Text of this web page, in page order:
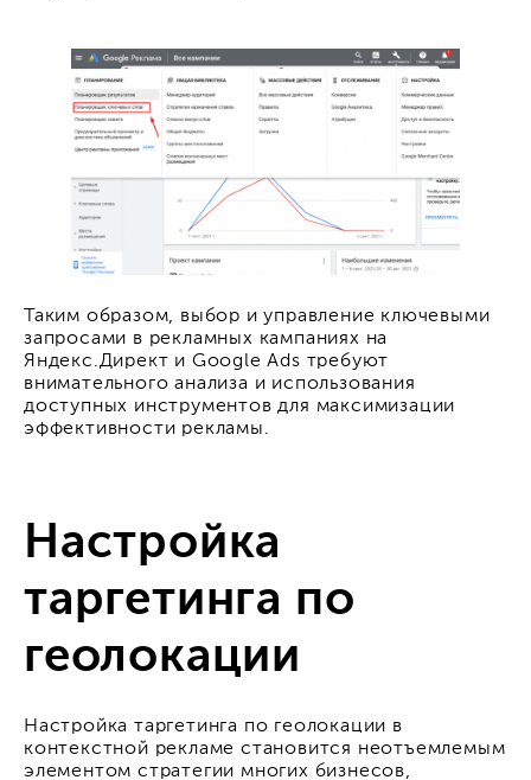
Таким образом, выбор и управление ключевыми
запросами в рекламных кампаниях на
Яндекс.Директ и Google Ads требуют
внимательного анализа и использования
доступных инструментов для максимизации
эффективности рекламы.
Настройка
таргетинга по
геолокации
Настройка таргетинга по геолокации в
контекстной рекламе становится неотъемлемым
элементом стратегии многих бизнесов,